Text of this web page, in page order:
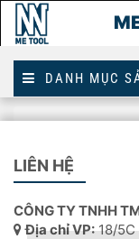
DANH MỤC
Trangphụ kiện
PHỤ KIỆN CNC
LIÊN HỆ
CÔNG TY TNHH
Địa chỉ VP:18/5C